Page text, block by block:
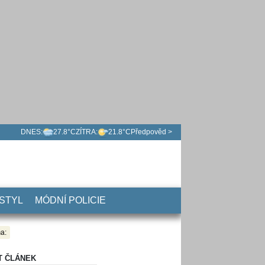
DNES: 27.8°CZÍTRA: 21.8°C Předpověd >
MÓDNÍ POLICIE
ČLÁNEK